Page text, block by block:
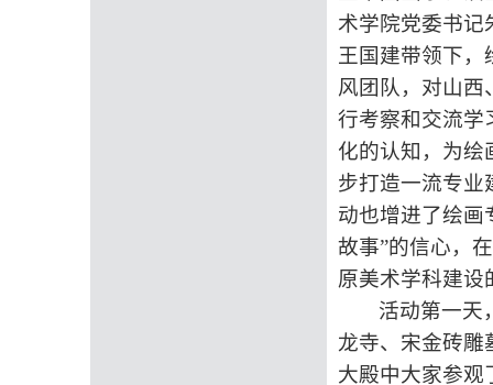
术学院党委书记
王国建带领下，
风团队，对山西
行考察和交流学
化的认知，为绘
步打造一流专业
动也增进了绘画
故事”的信心，
原美术学科建设
活动第一天
龙寺、宋金砖雕
大殿中大家参观